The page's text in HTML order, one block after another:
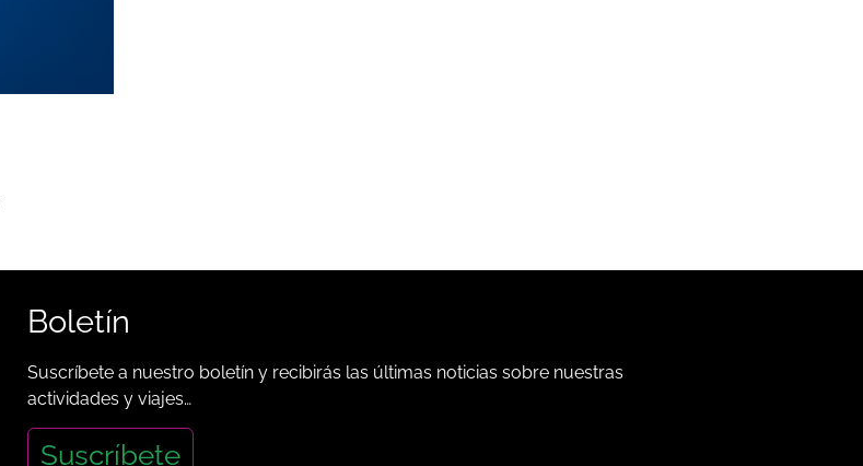
Boletín
Suscríbete a nuestro boletín y recibirás las últimas noticias sobre nuestras
actividades y viajes…
Suscríbete